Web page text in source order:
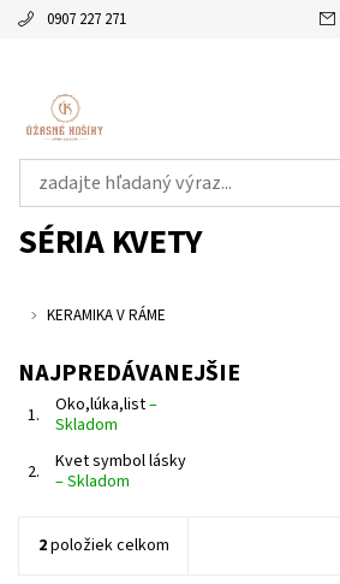
0907 227 271
SÉRIA KVETY
KERAMIKA V RÁME
NAJPREDÁVANEJŠIE
1. Oko,lúka,list–
Skladom
2.
Kvet symbol lásky
–Skladom
2položiek celkom